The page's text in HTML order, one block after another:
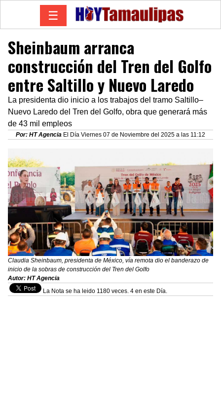
☰
Sheinbaum arranca
construcción del Tren del Golfo
entre Saltillo y Nuevo Laredo
La presidenta dio inicio a los trabajos del tramo Saltillo–
Nuevo Laredo del Tren del Golfo, obra que generará más
de 43 mil empleos
Por: HT Agencia El Día Viernes 07 de Noviembre del 2025 a las 11:12
Claudia Sheinbaum, presidenta de México, vía remota dio el banderazo de
inicio de la sobras de construcción del Tren del Golfo
Autor: HT Agencia
La Nota se ha leido 1180 veces. 4 en este Día.